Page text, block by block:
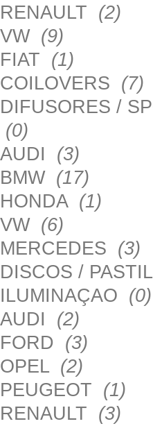
RENAULT (2)
VW (9)
FIAT (1)
COILOVERS (7)
DIFUSORES /
(0)
AUDI (3)
BMW (17)
HONDA (1)
VW (6)
MERCEDES (3)
DISCOS /
ILUMINAÇAO (0)
AUDI (2)
FORD (3)
OPEL (2)
PEUGEOT (1)
RENAULT (3)